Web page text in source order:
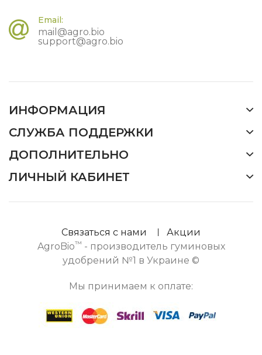
Email:
mail@agro.bio
support@agro.bio
ИНФОРМАЦИЯ
СЛУЖБА ПОДДЕРЖКИ
ДОПОЛНИТЕЛЬНО
ЛИЧНЫЙ КАБИНЕТ
Связаться с нами
Акции
AgroBio™ - производитель гуминовых
удобрений №1 в Украине ©
Мы принимаем к оплате: